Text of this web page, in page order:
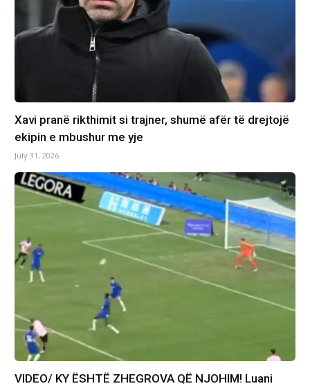
Xavi pranë rikthimit si trajner, shumë afër të drejtojë
ekipin e mbushur me yje
July 31, 2026
VIDEO/ KY ËSHTË ZHEGROVA QË NJOHIM! Luani